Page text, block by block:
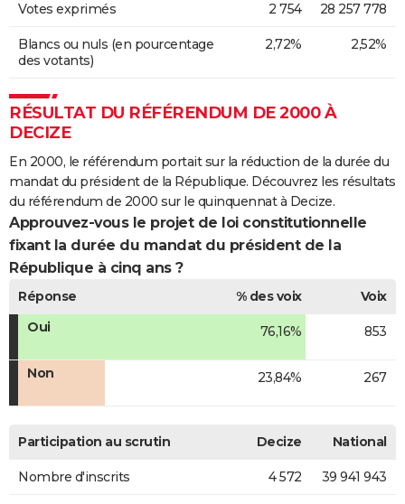
Votes exprimés 2 754 28 257 778
Blancs ou nuls (en pourcentage
des votants)
2,72% 2,52%
RÉSULTAT DU RÉFÉRENDUM DE 2000 À
DECIZE
En 2000, le référendum portait sur la réduction de la durée du
mandat du président de la République. Découvrez les résultats
du référendum de 2000 sur le quinquennat à Decize.
Approuvez-vous le projet de loi constitutionnelle
fixant la durée du mandat du président de la
République à cinq ans ?
Réponse % des voix
Voix
Oui
76,16% 853
Non 23,84% 267
Participation au scrutin Decize National
Nombre d'inscrits 4 572 39 941 943